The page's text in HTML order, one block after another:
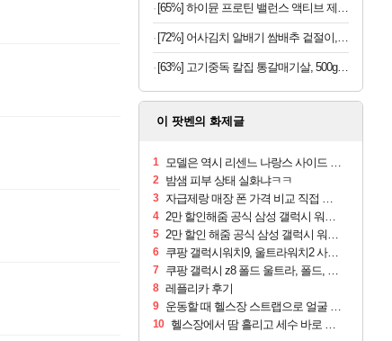
[65%] 하이뮨 프로틴 밸런스 액티브 제로, 밀크쉐이크, 250ml, 18개
[72%] 어사김치 알배기 쌈배추 겉절이, 2kg, 1개
[63%] 고기중독 칼집 통갈매기살, 500g, 2팩
이 팟벤의 화제글
1 모델은 역시 리센느 나랑스 사이드 1.25L 1박스
2 밤샘 피부 상태 실화냐ㅋㅋ
3 자급제랑 매장 폰 가격 비교 직접 안가도 되네요
4 2만 할인해줌 공식 삼성 갤럭시 워치9 크림, 40mm, 블루투스
5 2만 할인 해줌 공식 삼성 갤럭시 워치9 실버, 44mm, 블루투스
6 쿠팡 갤럭시워치9, 울트라워치2 사전구매 혜택 받아보세요
7 쿠팡 갤럭시 z8 폴드 울트라, 폴드, 플립 사전예약
8 레플리카 후기
9 운동할 때 헬스장 스트랩으로 얼굴 만졌다가 볼 뒤집어짐
10 헬스장에서 땀 흘리고 세수 바로 안 하면 트러블 나냐?